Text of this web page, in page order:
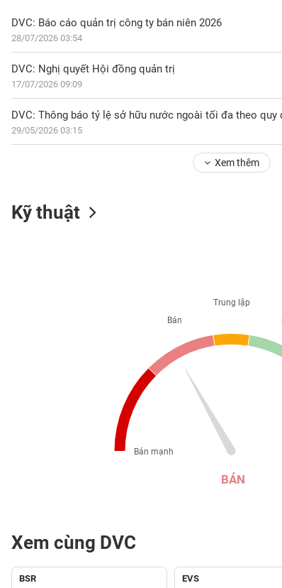
DVC: Báo cáo quản trị công ty bán niên 2026
28/07/2026 03:54
DVC: Nghị quyết Hội đồng quản trị
17/07/2026 09:09
29/05/2026 03:15
Xem thêm
Kỹ thuật
BÁN
Trung lập
Bán
Bán mạnh
Xem cùng DVC
BSR
EVS
DOANH
NGHIỆP
CỔ
PHIẾU
SINH
(-)